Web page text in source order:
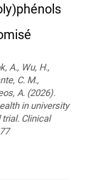
A., Wu, H.,
C. M.,
A. (2026).
in university
Clinical